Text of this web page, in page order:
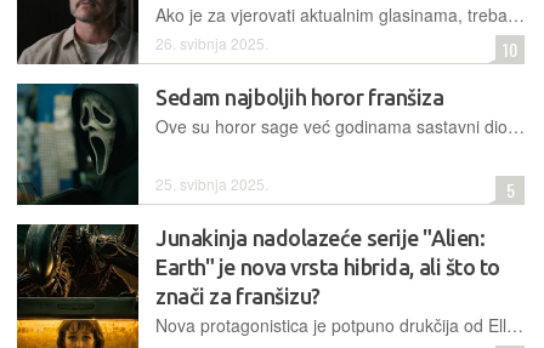
Ako je za vjerovati aktualnim glasinama, trebalo bi doći do velike promjene u narativu
26. svibnja 2025. 10
Sedam najboljih horor franšiza
Ove su horor sage već godinama sastavni dio povijesti žanra te i danas imaju vjernu publiku
25. svibnja 2025. 5
Junakinja nadolazeće serije "Alien:
Earth" je nova vrsta hibrida, ali što to
znači za franšizu?
Nova protagonistica je potpuno drukčija od Ellen Ripley